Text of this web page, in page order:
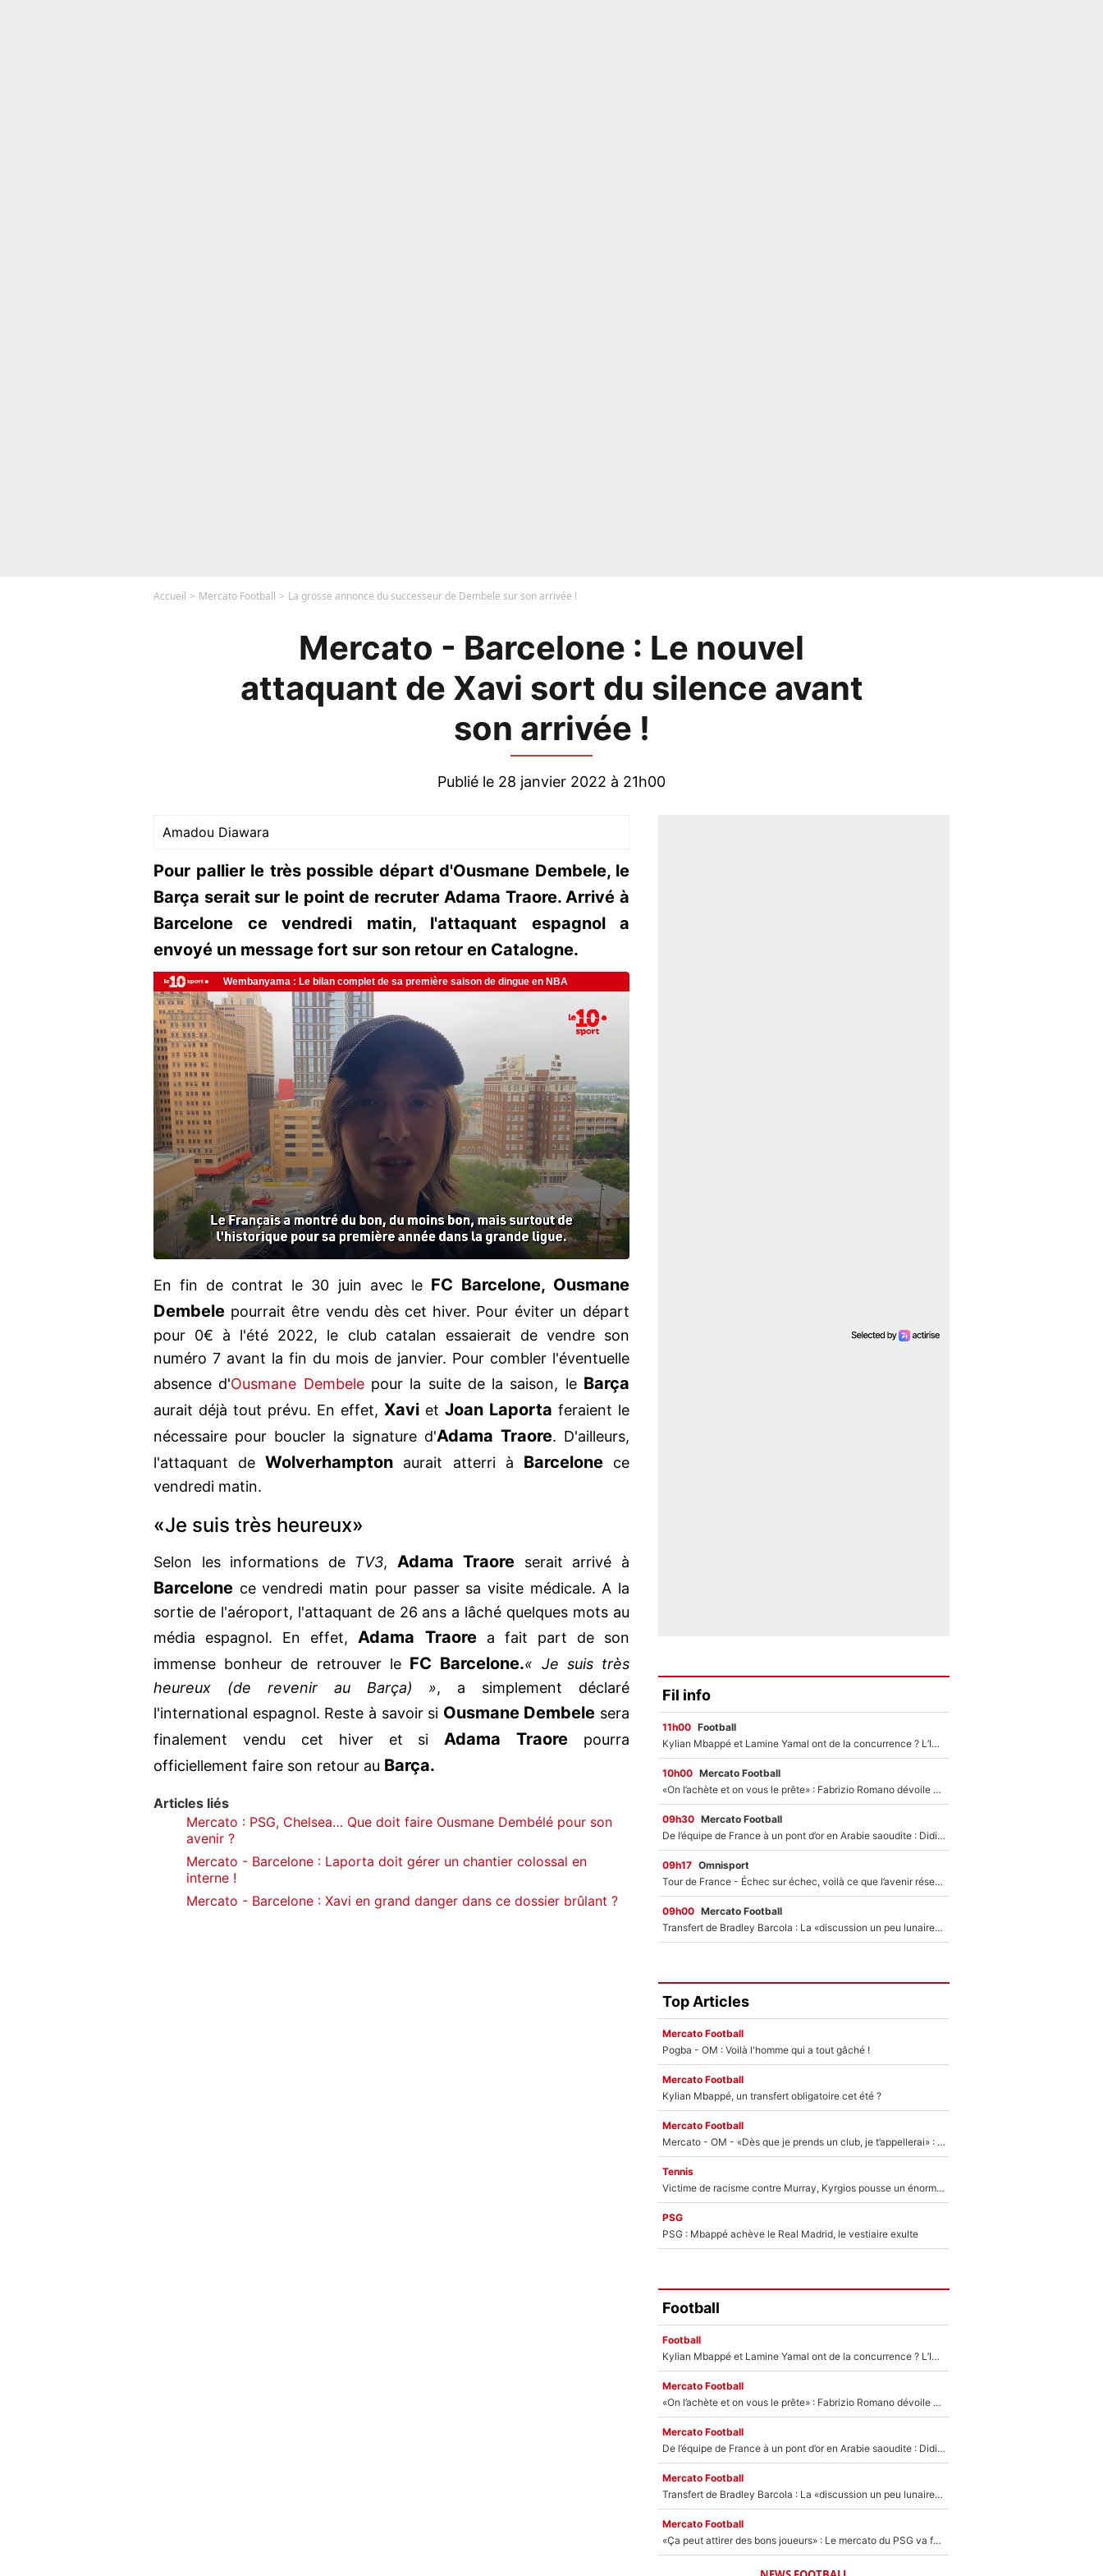
Accueil Mercato Football La grosse annonce du successeur de Dembele sur son arrivée !
Mercato - Barcelone : Le nouvel
attaquant de Xavi sort du silence avant
son arrivée !
Publié le 28 janvier 2022 à 21h00
Amadou Diawara
Pour pallier le très possible départ d'Ousmane Dembele, le
Barça serait sur le point de recruter Adama Traore. Arrivé à
Barcelone ce vendredi matin, l'attaquant espagnol a
envoyé un message fort sur son retour en Catalogne.
En fin de contrat le 30 juin avec le FC Barcelone, Ousmane
Dembele pourrait être vendu dès cet hiver. Pour éviter un départ
pour 0€ à l'été 2022, le club catalan essaierait de vendre son
numéro 7 avant la fin du mois de janvier. Pour combler l'éventuelle
absence d'Ousmane Dembelepour la suite de la saison, le Barça
aurait déjà tout prévu. En effet, Xavi et Joan Laporta feraient le
nécessaire pour boucler la signature d'Adama Traore. D'ailleurs,
l'attaquant deWolverhampton aurait atterri à Barcelonece
vendredi matin.
«Je suis très heureux»
Selon les informations de TV3, Adama Traore serait arrivé à
Barcelone ce vendredi matin pour passer sa visite médicale. A la
sortie de l'aéroport, l'attaquant de 26 ans a lâché quelques mots au
média espagnol. En effet,Adama Traorea fait part de son
immense bonheur de retrouver le FC Barcelone.« Je suis très
heureux (de revenir au Barça) », a simplement déclaré
l'international espagnol. Reste à savoir si Ousmane Dembele sera
finalement vendu cet hiver et siAdama Traore pourra
officiellement faire son retour au Barça.
Articles liés
Mercato : PSG, Chelsea… Que doit faire Ousmane Dembélé pour son
avenir ?
Mercato - Barcelone : Laporta doit gérer un chantier colossal en
interne !
Mercato - Barcelone : Xavi en grand danger dans ce dossier brûlant ?
Fil info
11h00 Football
Kylian Mbappé et Lamine Yamal ont de la concurrence ? L’IA annonce les 5 joueurs qui vont dominer le football dans les années à venir !
10h00 Mercato Football
«On l’achète et on vous le prête» : Fabrizio Romano dévoile déjà la stratégie du PSG avec le transfert de Zion Suzuki !
09h30 Mercato Football
De l’équipe de France à un pont d’or en Arabie saoudite : Didier Deschamps a donné sa réponse !
09h17 Omnisport
Tour de France - Échec sur échec, voilà ce que l’avenir réserve à Paul Seixas : «Tant qu’il y aura un Pogacar comme celui-là...»
09h00 Mercato Football
Transfert de Bradley Barcola : La «discussion un peu lunaire» qui l'a convaincu de quitter le PSG, son entourage est pointé du doigt
Top Articles
Mercato Football
Pogba - OM : Voilà l'homme qui a tout gâché !
Mercato Football
Kylian Mbappé, un transfert obligatoire cet été ?
Mercato Football
Mercato - OM - «Dès que je prends un club, je t’appellerai» : La promesse de Marcelino au moment de claquer la porte
Tennis
Victime de racisme contre Murray, Kyrgios pousse un énorme coup de gueule !
PSG
PSG : Mbappé achève le Real Madrid, le vestiaire exulte
Football
Football
Kylian Mbappé et Lamine Yamal ont de la concurrence ? L’IA annonce les 5 joueurs qui vont dominer le football dans les années à venir !
Mercato Football
«On l’achète et on vous le prête» : Fabrizio Romano dévoile déjà la stratégie du PSG avec le transfert de Zion Suzuki !
Mercato Football
De l’équipe de France à un pont d’or en Arabie saoudite : Didier Deschamps a donné sa réponse !
Mercato Football
Transfert de Bradley Barcola : La «discussion un peu lunaire» qui l'a convaincu de quitter le PSG, son entourage est pointé du doigt
Mercato Football
«Ça peut attirer des bons joueurs» : Le mercato du PSG va faire des victimes dans l'effectif de Luis Enrique ?